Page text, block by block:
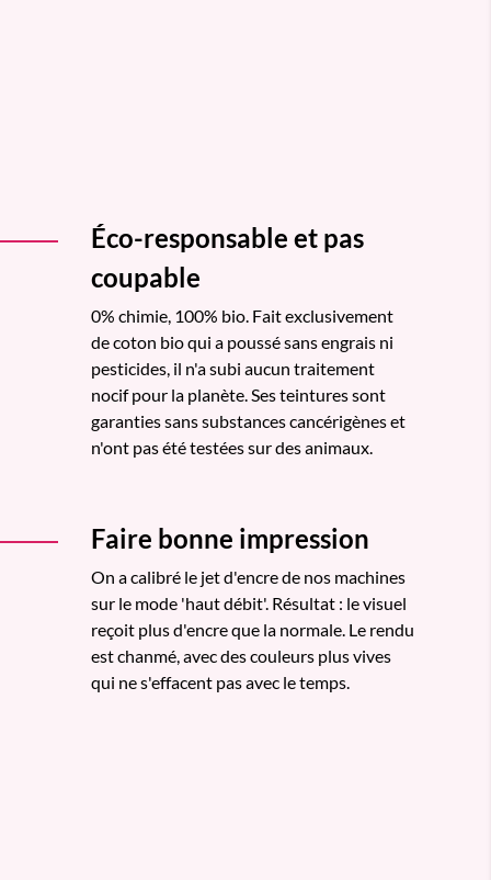
Éco-responsable et pas
coupable
0% chimie, 100% bio. Fait exclusivement
de coton bio qui a poussé sans engrais ni
pesticides, il n'a subi aucun traitement
nocif pour la planète. Ses teintures sont
garanties sans substances cancérigènes et
n'ont pas été testées sur des animaux.
Faire bonne impression
On a calibré le jet d'encre de nos machines
sur le mode 'haut débit'. Résultat : le visuel
reçoit plus d'encre que la normale. Le rendu
est chanmé, avec des couleurs plus vives
qui ne s'effacent pas avec le temps.